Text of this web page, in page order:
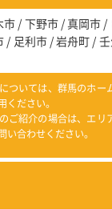
市 下野市 真岡市
足利市 岩舟町
ついては、群馬のホー
ください。
ご紹介の場合は、エリ
い合わせください。